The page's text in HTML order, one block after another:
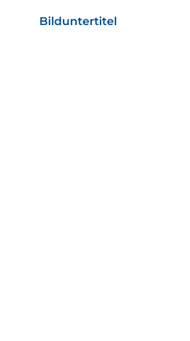
Bilduntertitel